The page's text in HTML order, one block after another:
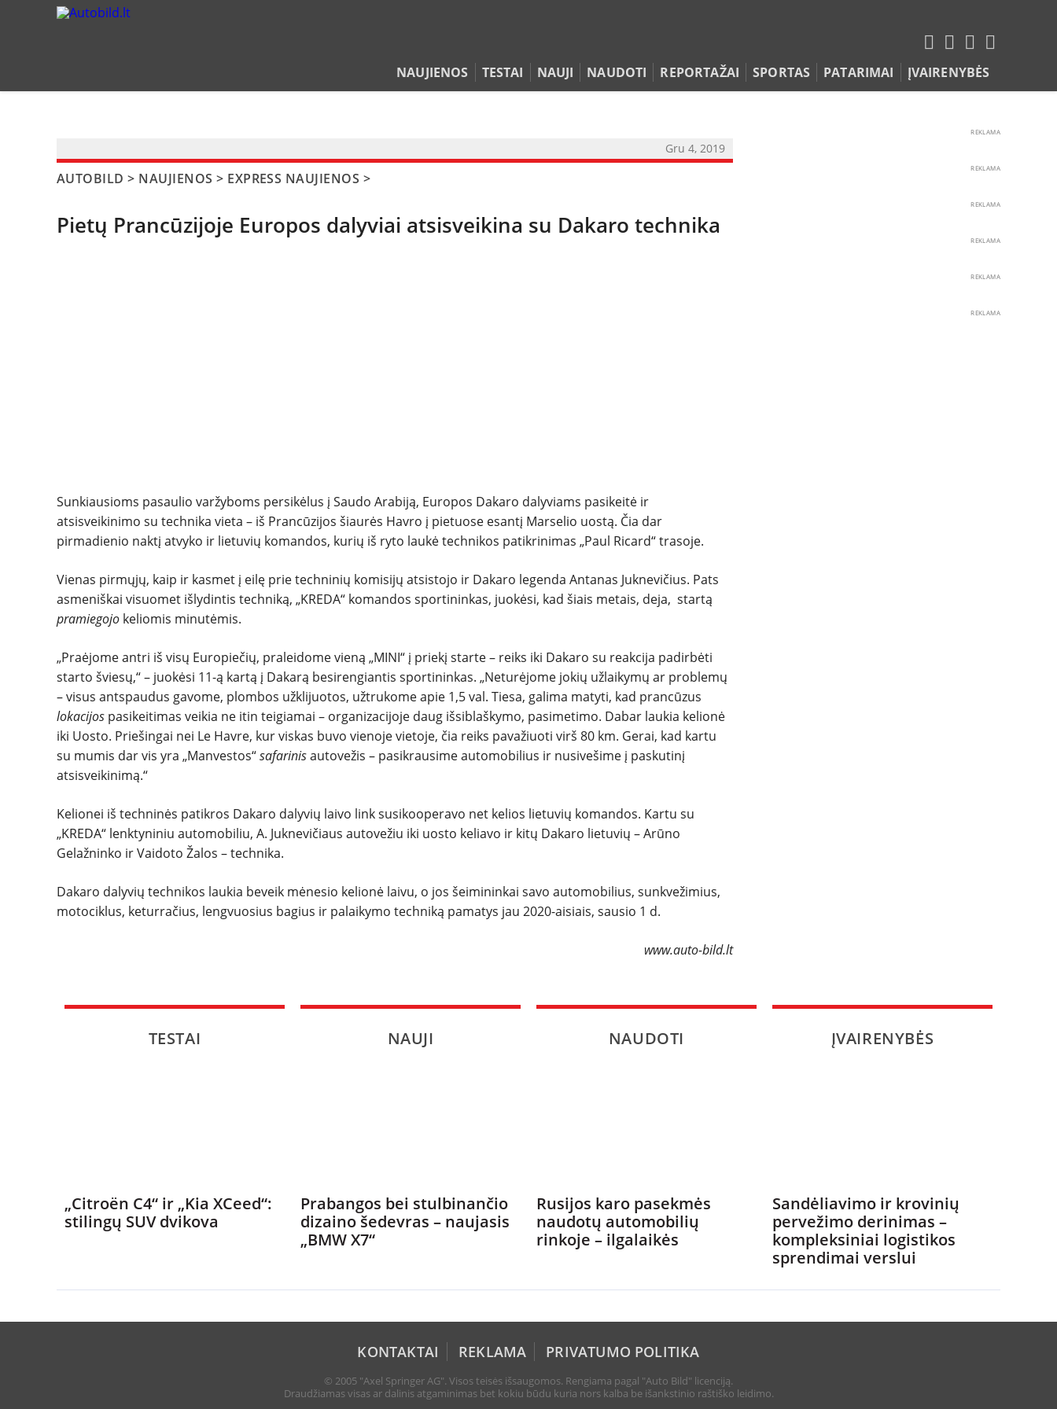
NAUJIENOS TESTAI NAUJI NAUDOTI REPORTAŽAI SPORTAS PATARIMAI ĮVAIRENYBĖS
ĮVAIRENYBĖS
Gru 4, 2019
AUTOBILD > NAUJIENOS > EXPRESS NAUJIENOS >
Pietų Prancūzijoje Europos dalyviai atsisveikina su Dakaro technika
Sunkiausioms pasaulio varžyboms persikėlus į Saudo Arabiją, Europos Dakaro dalyviams pasikeitė ir
atsisveikinimo su technika vieta – iš Prancūzijos šiaurės Havro į pietuose esantį Marselio uostą. Čia dar
pirmadienio naktį atvyko ir lietuvių komandos, kurių iš ryto laukė technikos patikrinimas „Paul Ricard“ trasoje.
Vienas pirmųjų, kaip ir kasmet į eilę prie techninių komisijų atsistojo ir Dakaro legenda Antanas Juknevičius. Pats
asmeniškai visuomet išlydintis techniką, „KREDA“ komandos sportininkas, juokėsi, kad šiais metais, deja, startą
pramiegojo keliomis minutėmis.
„Praėjome antri iš visų Europiečių, praleidome vieną „MINI“ į priekį starte – reiks iki Dakaro su reakcija padirbėti
starto šviesų,“ – juokėsi 11-ą kartą į Dakarą besirengiantis sportininkas. „Neturėjome jokių užlaikymų ar problemų
– visus antspaudus gavome, plombos užklijuotos, užtrukome apie 1,5 val. Tiesa, galima matyti, kad prancūzus
lokacijos pasikeitimas veikia ne itin teigiamai – organizacijoje daug išsiblaškymo, pasimetimo. Dabar laukia kelionė
iki Uosto. Priešingai nei Le Havre, kur viskas buvo vienoje vietoje, čia reiks pavažiuoti virš 80 km. Gerai, kad kartu
su mumis dar vis yra „Manvestos“safarinisautovežis – pasikrausime automobilius ir nusivešime į paskutinį
atsisveikinimą.“
Kelionei iš techninės patikros Dakaro dalyvių laivo link susikooperavo net kelios lietuvių komandos. Kartu su
„KREDA“ lenktyniniu automobiliu, A. Juknevičiaus autovežiu iki uosto keliavo ir kitų Dakaro lietuvių – Arūno
Gelažninko ir Vaidoto Žalos – technika.
Dakaro dalyvių technikos laukia beveik mėnesio kelionė laivu, o jos šeimininkai savo automobilius, sunkvežimius,
motociklus, keturračius, lengvuosius bagius ir palaikymo techniką pamatys jau 2020-aisiais, sausio 1 d.
www.auto-bild.lt
REKLAMA
REKLAMA
REKLAMA
REKLAMA
REKLAMA
REKLAMA
TESTAI
„Citroën C4“ ir „Kia XCeed“:
stilingų SUV dvikova
NAUJI
Prabangos bei stulbinančio
dizaino šedevras – naujasis
„BMW X7“
NAUDOTI
Rusijos karo pasekmės
naudotų automobilių
rinkoje – ilgalaikės
ĮVAIRENYBĖS
Sandėliavimo ir krovinių
pervežimo derinimas –
kompleksiniai logistikos
sprendimai verslui
KONTAKTAI REKLAMA PRIVATUMO POLITIKA
© 2005 "Axel Springer AG". Visos teisės išsaugomos. Rengiama pagal "Auto Bild" licenciją.
Draudžiamas visas ar dalinis atgaminimas bet kokiu būdu kuria nors kalba be išankstinio raštiško leidimo.